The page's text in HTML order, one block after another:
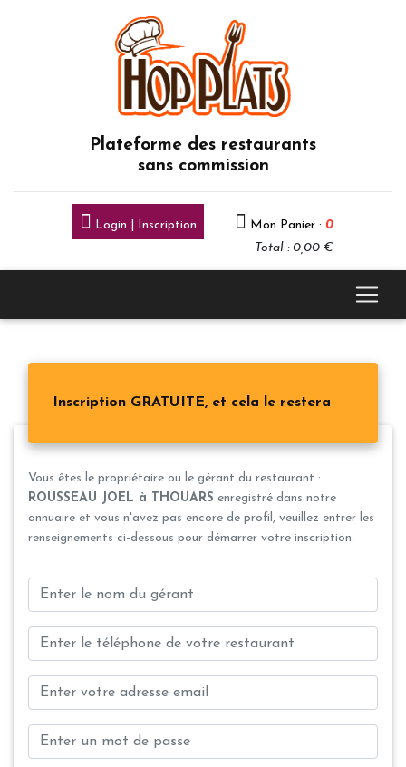
Plateforme des restaurants
sans commission
Login | Inscription Mon Panier : 0
Total : 0,00 €
Inscription GRATUITE, et cela le restera
Vous êtes le propriétaire ou le gérant du restaurant :
ROUSSEAU JOEL à THOUARS enregistré dans notre
annuaire et vous n'avez pas encore de profil, veuillez entrer les
renseignements ci-dessous pour démarrer votre inscription.